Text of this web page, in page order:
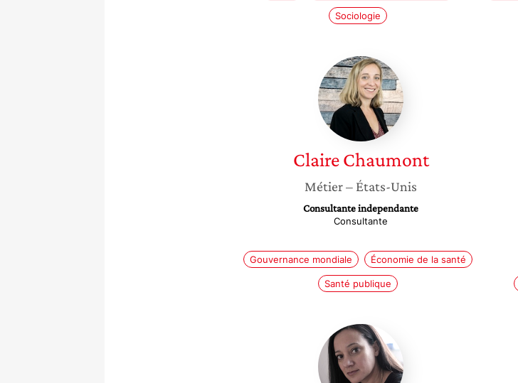
Sociologie
Claire
Chaumont
Claire Chaumont
Métier– États-Unis
Consultante independante
Consultante
Gouvernance mondiale Économie de la santé
Santé publique
Carine
Milcent